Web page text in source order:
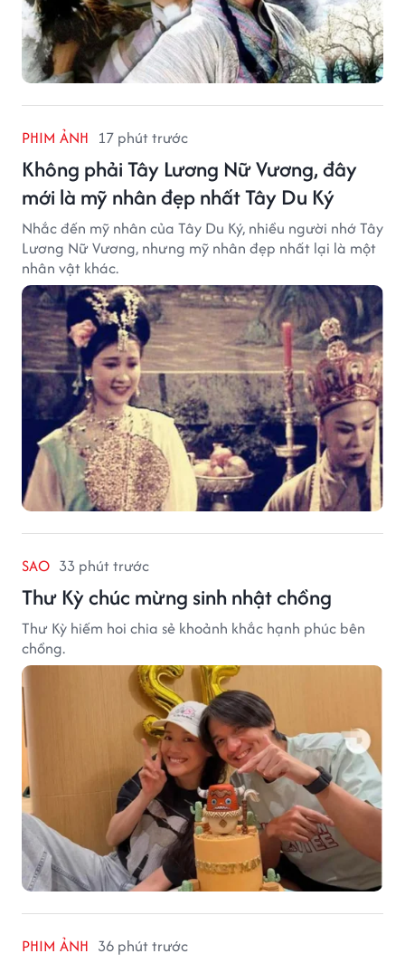
PHIM ẢNH 17 phút trước
Không phải Tây Lương Nữ Vương, đây
mới là mỹ nhân đẹp nhất Tây Du Ký
Nhắc đến mỹ nhân của Tây Du Ký, nhiều người nhớ Tây
Lương Nữ Vương, nhưng mỹ nhân đẹp nhất lại là một
nhân vật khác.
SAO 33 phút trước
Thư Kỳ chúc mừng sinh nhật chồng
Thư Kỳ hiếm hoi chia sẻ khoảnh khắc hạnh phúc bên
chồng.
PHIM ẢNH 36 phút trước